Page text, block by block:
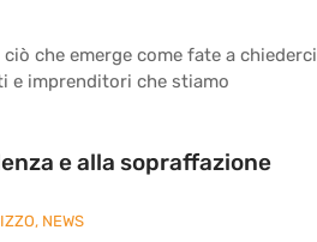
che emerge come fate a chiederci
e imprenditori che stiamo
e alla sopraffazione
, NEWS